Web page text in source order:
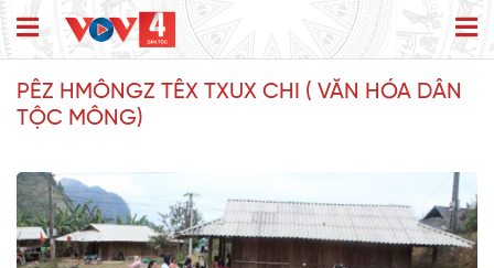
PÊZ HMÔNGZ TÊX TXUX CHI ( VĂN HÓA DÂN
TỘC MÔNG)